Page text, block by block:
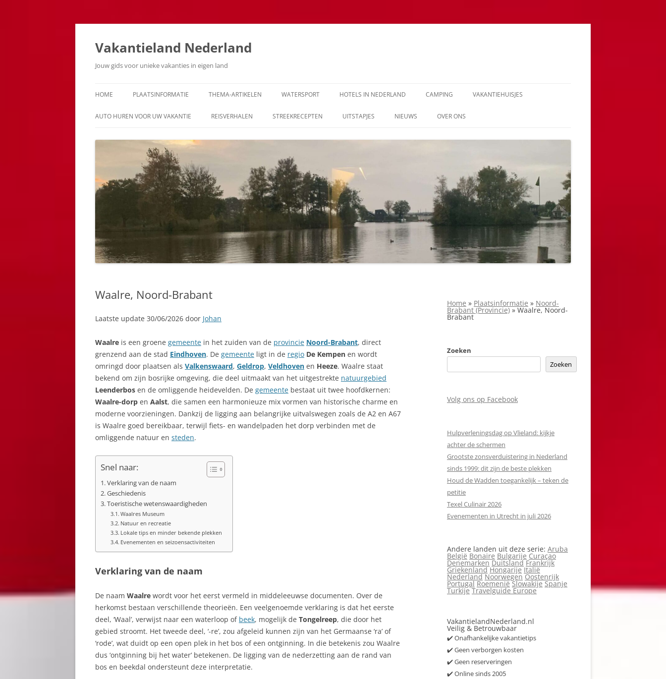
Ga
inhoud
Vakantieland Nederland
Jouw gids voor unieke vakanties in eigen land
HOME PLAATSINFORMATIE THEMA-ARTIKELEN WATERSPORT HOTELS IN NEDERLAND CAMPING VAKANTIEHUISJES
AUTO HUREN VOOR UW VAKANTIE REISVERHALEN STREEKRECEPTEN UITSTAPJES NIEUWS OVER ONS
Waalre, Noord-Brabant
Laatste update 30/06/2026 door Johan
Waalre is een groene gemeente in het zuiden van de provincie Noord-Brabant, direct
grenzend aan de stad Eindhoven. De gemeente ligt in de regio De Kempen en wordt
omringd door plaatsen als Valkenswaard, Geldrop, Veldhoven en Heeze. Waalre staat
bekend om zijn bosrijke omgeving, die deel uitmaakt van het uitgestrekte natuurgebied
Leenderbos en de omliggende heidevelden. De gemeente bestaat uit twee hoofdkernen:
Waalre-dorp en Aalst, die samen een harmonieuze mix vormen van historische charme en
moderne voorzieningen. Dankzij de ligging aan belangrijke uitvalswegen zoals de A2 en A67
is Waalre goed bereikbaar, terwijl fiets- en wandelpaden het dorp verbinden met de
omliggende natuur en steden.
Snel naar:
Verklaring van de naam
Geschiedenis
Toeristische wetenswaardigheden
Waalres Museum
Natuur en recreatie
Lokale tips en minder bekende plekken
Evenementen en seizoensactiviteiten
Verklaring van de naam
De naam Waalre wordt voor het eerst vermeld in middeleeuwse documenten. Over de
herkomst bestaan verschillende theorieën. Een veelgenoemde verklaring is dat het eerste
deel, ‘Waal’, verwijst naar een waterloop of beek, mogelijk de Tongelreep, die door het
gebied stroomt. Het tweede deel, ‘-re’, zou afgeleid kunnen zijn van het Germaanse ‘ra’ of
‘rode’, wat duidt op een open plek in het bos of een ontginning. In die betekenis zou Waalre
dus ‘ontginning bij het water’ betekenen. De ligging van de nederzetting aan de rand van
bos en beekdal ondersteunt deze interpretatie.
Home » Plaatsinformatie » Noord-
Brabant (Provincie) » Waalre, Noord-
Brabant
Zoeken
Zoeken
Volg ons op Facebook
Hulpverleningsdag op Vlieland: kijkje
achter de schermen
Grootste zonsverduistering in Nederland
sinds 1999: dit zijn de beste plekken
Houd de Wadden toegankelijk – teken de
petitie
Texel Culinair 2026
Evenementen in Utrecht in juli 2026
Andere landen uit deze serie: Aruba
België Bonaire Bulgarije Curaçao
Denemarken Duitsland Frankrijk
Griekenland Hongarije Italië
Nederland Noorwegen Oostenrijk
Portugal Roemenië Slowakije Spanje
Turkije Travelguide Europe
VakantielandNederland.nl
Veilig & Betrouwbaar
✔️ Onafhankelijke vakantietips
✔️ Geen verborgen kosten
✔️ Geen reserveringen
✔️ Online sinds 2005